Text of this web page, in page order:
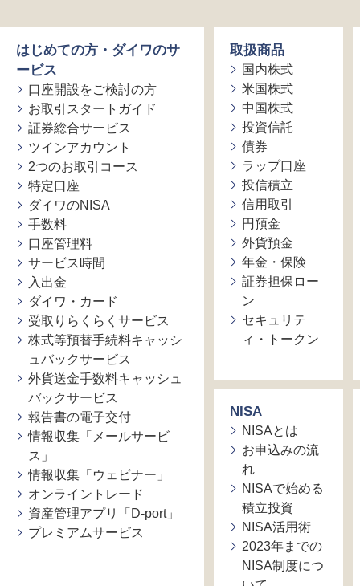
はじめての方・ダイワのサ
ービス
口座開設をご検討の方
お取引スタートガイド
証券総合サービス
ツインアカウント
2つのお取引コース
特定口座
ダイワのNISA
手数料
口座管理料
サービス時間
入出金
ダイワ・カード
受取りらくらくサービス
株式等預替手続料キャッシ
ュバックサービス
外貨送金手数料キャッシュ
バックサービス
報告書の電子交付
情報収集「メールサービ
ス」
情報収集「ウェビナー」
オンライントレード
資産管理アプリ「D-port」
プレミアムサービス
取扱商品
国内株式
米国株式
中国株式
投資信託
債券
ラップ口座
投信積立
信用取引
円預金
外貨預金
年金・保険
証券担保ロー
ン
セキュリテ
ィ・トークン
NISA
NISAとは
お申込みの流
れ
NISAで始める
積立投資
NISA活用術
2023年までの
NISA制度につ